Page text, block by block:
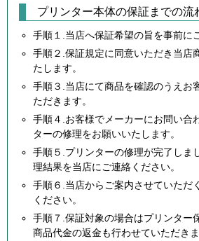
プリンター本体の保証までの流
手順１.当店へ保証希望の旨を事前に
手順２.保証規定に同意いただき当店
たします。
手順３.当店にて商品を確認のうえお
ただきます。
手順４.お客様でメーカーにお問い合
ターの修理をお願いいたします。
手順５.プリンターの修理が完了しま
理結果を当店にご連絡ください。
手順６.当店からご案内させていただ
ください。
手順７.保証対象の場合はプリンター
商品代金の返金も行わせていただきま